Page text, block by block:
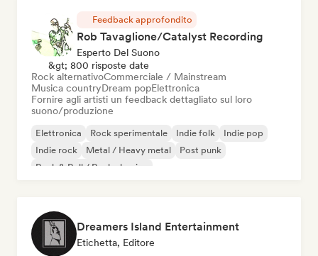
Feedback approfondito
Rob Tavaglione/Catalyst Recording
Esperto Del Suono
&gt; 800 risposte date
Rock alternativoCommerciale / Mainstream
Musica countryDream popElettronica
Fornire agli artisti un feedback dettagliato sul loro
suono/produzione
Elettronica Rock sperimentale Indie folk
Indie pop
Indie rock
Metal / Heavy metal
Post punk
Rock & Roll / Rock classico
Dreamers Island Entertainment
Etichetta, Editore